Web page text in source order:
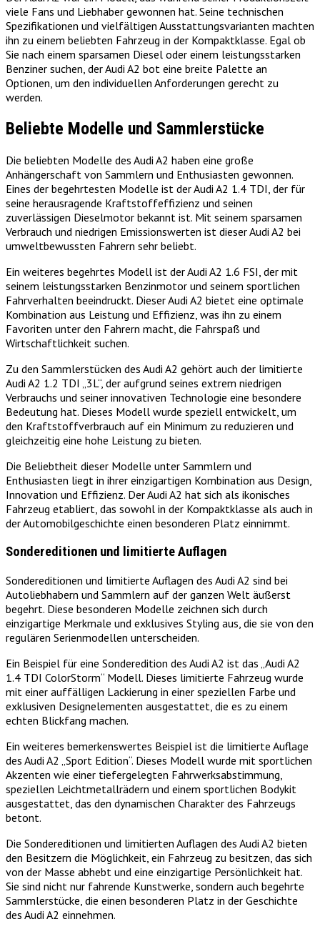
viele Fans und Liebhaber gewonnen hat. Seine technischen
Spezifikationen und vielfältigen Ausstattungsvarianten machten
ihn zu einem beliebten Fahrzeug in der Kompaktklasse. Egal ob
Sie nach einem sparsamen Diesel oder einem leistungsstarken
Benziner suchen, der Audi A2 bot eine breite Palette an
Optionen, um den individuellen Anforderungen gerecht zu
werden.
Beliebte Modelle und Sammlerstücke
Die beliebten Modelle des Audi A2 haben eine große
Anhängerschaft von Sammlern und Enthusiasten gewonnen.
Eines der begehrtesten Modelle ist der Audi A2 1.4 TDI, der für
seine herausragende Kraftstoffeffizienz und seinen
zuverlässigen Dieselmotor bekannt ist. Mit seinem sparsamen
Verbrauch und niedrigen Emissionswerten ist dieser Audi A2 bei
umweltbewussten Fahrern sehr beliebt.
Ein weiteres begehrtes Modell ist der Audi A2 1.6 FSI, der mit
seinem leistungsstarken Benzinmotor und seinem sportlichen
Fahrverhalten beeindruckt. Dieser Audi A2 bietet eine optimale
Kombination aus Leistung und Effizienz, was ihn zu einem
Favoriten unter den Fahrern macht, die Fahrspaß und
Wirtschaftlichkeit suchen.
Zu den Sammlerstücken des Audi A2 gehört auch der limitierte
Audi A2 1.2 TDI „3L“, der aufgrund seines extrem niedrigen
Verbrauchs und seiner innovativen Technologie eine besondere
Bedeutung hat. Dieses Modell wurde speziell entwickelt, um
den Kraftstoffverbrauch auf ein Minimum zu reduzieren und
gleichzeitig eine hohe Leistung zu bieten.
Die Beliebtheit dieser Modelle unter Sammlern und
Enthusiasten liegt in ihrer einzigartigen Kombination aus Design,
Innovation und Effizienz. Der Audi A2 hat sich als ikonisches
Fahrzeug etabliert, das sowohl in der Kompaktklasse als auch in
der Automobilgeschichte einen besonderen Platz einnimmt.
Sondereditionen und limitierte Auflagen
Sondereditionen und limitierte Auflagen des Audi A2 sind bei
Autoliebhabern und Sammlern auf der ganzen Welt äußerst
begehrt. Diese besonderen Modelle zeichnen sich durch
einzigartige Merkmale und exklusives Styling aus, die sie von den
regulären Serienmodellen unterscheiden.
Ein Beispiel für eine Sonderedition des Audi A2 ist das „Audi A2
1.4 TDI ColorStorm“ Modell. Dieses limitierte Fahrzeug wurde
mit einer auffälligen Lackierung in einer speziellen Farbe und
exklusiven Designelementen ausgestattet, die es zu einem
echten Blickfang machen.
Ein weiteres bemerkenswertes Beispiel ist die limitierte Auflage
des Audi A2 „Sport Edition“. Dieses Modell wurde mit sportlichen
Akzenten wie einer tiefergelegten Fahrwerksabstimmung,
speziellen Leichtmetallrädern und einem sportlichen Bodykit
ausgestattet, das den dynamischen Charakter des Fahrzeugs
betont.
Die Sondereditionen und limitierten Auflagen des Audi A2 bieten
den Besitzern die Möglichkeit, ein Fahrzeug zu besitzen, das sich
von der Masse abhebt und eine einzigartige Persönlichkeit hat.
Sie sind nicht nur fahrende Kunstwerke, sondern auch begehrte
Sammlerstücke, die einen besonderen Platz in der Geschichte
des Audi A2 einnehmen.